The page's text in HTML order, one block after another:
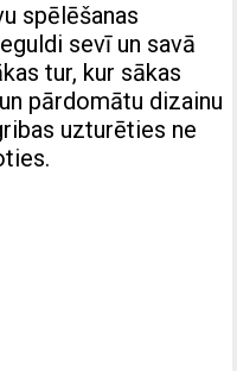
spēlēšanas
sevī un savā
tur, kur sākas
pārdomātu dizainu
uzturēties ne